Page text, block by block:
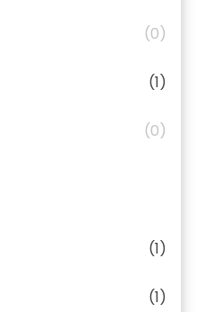
(0)
(1)
(0)
(1)
(1)